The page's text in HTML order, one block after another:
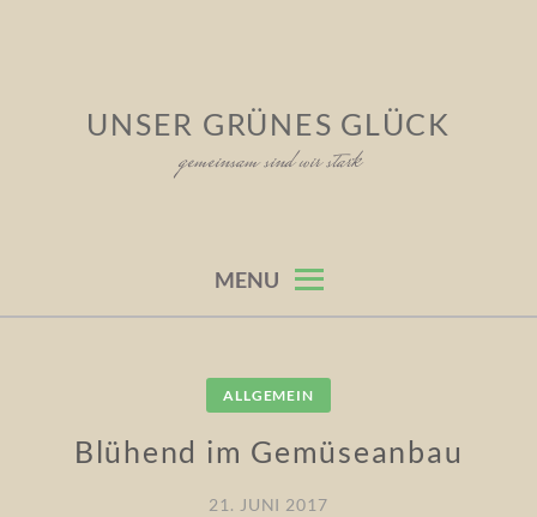
UNSER GRÜNES GLÜCK
gemeinsam sind wir stark
MENU
ALLGEMEIN
Blühend im Gemüseanbau
21. JUNI 2017